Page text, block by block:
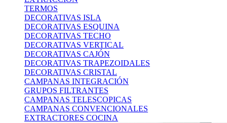
TERMOS
DECORATIVAS ISLA
DECORATIVAS ESQUINA
DECORATIVAS TECHO
DECORATIVAS VERTICAL
DECORATIVAS CAJÓN
DECORATIVAS TRAPEZOIDALES
DECORATIVAS CRISTAL
CAMPANAS INTEGRACIÓN
GRUPOS FILTRANTES
CAMPANAS TELESCOPICAS
CAMPANAS CONVENCIONALES
EXTRACTORES COCINA